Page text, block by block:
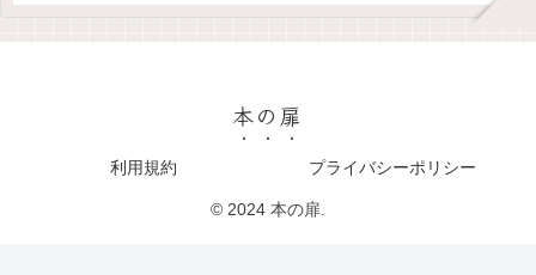
本の扉
利用規約 プライバシーポリシー
© 2024 本の扉.